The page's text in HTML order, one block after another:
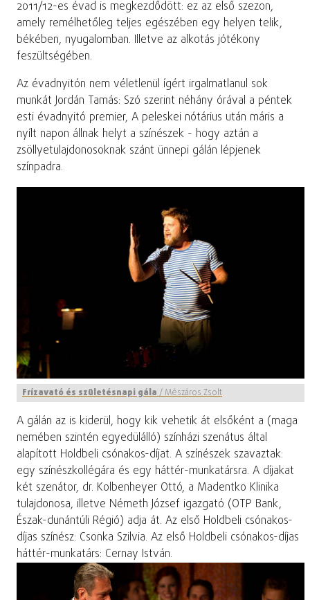
2011/12-es évad is megkezdődött: ez az első szezon,
amely remélhetőleg teljes egészében egy helyen telik,
békében, nyugalomban. Illetve az alkotás jótékony
feszültségében.
Az évadnyitón nem véletlenül ígért irgalmatlanul sok
munkát Jordán Tamás: Szó szerint néhány órával a péntek
esti évadnyitó premier, A peleskei nótárius után máris a
nyílt napon állnak helyt a színészek - hogy aztán a
zsöllyetulajdonosoknak szánt ünnepi gálán lépjenek
színpadra.
Frízavató és születésnapi gála/Mészáros Zsolt
A gálán az is kiderül, hogy kik vehetik át elsőként a (maga
nemében szintén egyedülálló) színházi szenátus által
alapított Holdbeli csónakos-díjat. A színészek szavaztak:
egy színészkollégára és egy háttér-munkatársra. A díjakat
két szenátor, dr. Kolbenheyer Ottó, a Madentko Klinika
tulajdonosa, illetve Németh József igazgató (OTP Bank,
Észak-dunántúli Régió) adja át. Az első Holdbeli csónakos-
díjas színész: Csonka Szilvia. Az első Holdbeli csónakos-díjas
háttér-munkatárs: Cernay István.